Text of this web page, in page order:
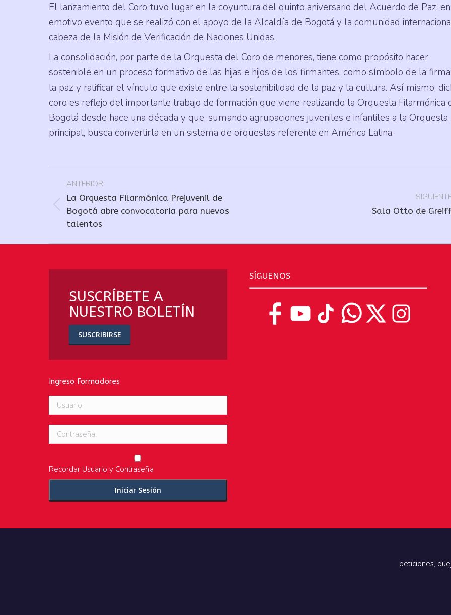
El lanzamiento del Coro tuvo lugar en la coyuntura del quinto aniversario del Acuerdo de Paz,
emotivo evento que se realizó con el apoyo de la Alcaldía de Bogotá y la comunidad
cabeza de la Misión de Verificación de Naciones Unidas.
La consolidación, por parte de la Orquesta del Coro de menores, tiene como propósito hacer
sostenible en un proceso formativo de las hijas e hijos de los firmantes, como símbolo de la
la paz y ratificar el vínculo que existe entre la sostenibilidad de la paz y la cultura. Así mismo,
coro es reflejo del importante trabajo de formación que viene realizando la Orquesta Filarmónica
Bogotá desde hace una década y que, sumando agrupaciones juveniles e infantiles a la Orquesta
principal, busca convertirla en un sistema de orquestas referente en América Latina.
entre
publicaciones
ANTERIOR
Publicación
anterior:
La Orquesta Filarmónica Prejuvenil de
Bogotá abre convocatoria para nuevos
talentos
Sala Otto de
SUSCRÍBETE A
NUESTRO BOLETÍN
SUSCRIBIRSE
SÍGUENOS
Ingreso Formadores
Usuario
Contraseña:
Recordar Usuario y Contraseña
peticiones,